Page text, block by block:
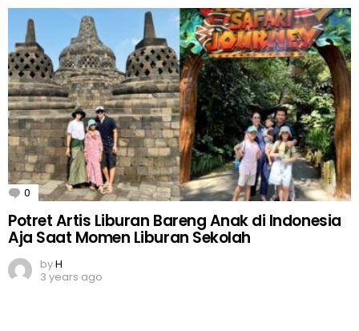
0 Comments
Potret Artis Liburan Bareng Anak di Indonesia
Aja Saat Momen Liburan Sekolah
byH
3 years ago